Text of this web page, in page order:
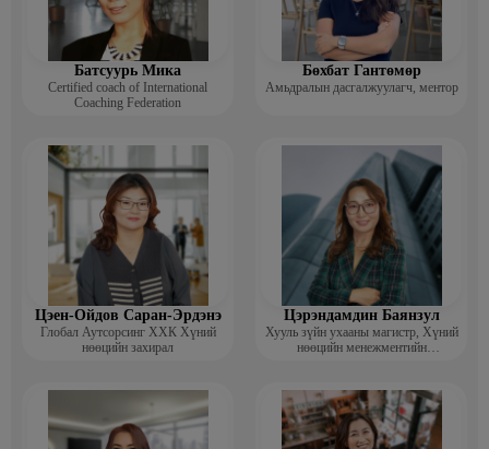
Батсуурь Мика
Certified coach of International
Coaching Federation
Бөхбат Гантөмөр
Амьдралын дасгалжуулагч, ментор
Цэен-Ойдов Саран-Эрдэнэ
Глобал Аутсорсинг ХХК Хүний
нөөцийн захирал
Цэрэндамдин Баянзул
Хууль зүйн ухааны магистр, Хүний
нөөцийн менежментийн